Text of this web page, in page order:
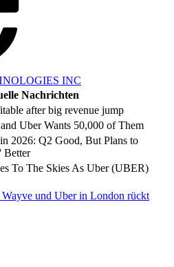
INC
Nachrichten
after big revenue jump
Uber Wants 50,000 of Them
2026: Q2 Good, But Plans to
Better
To The Skies As Uber (UBER)
und Uber in London rückt